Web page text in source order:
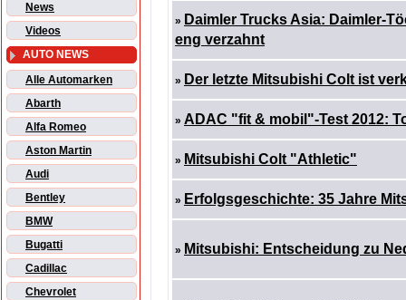
News
Videos
AUTO NEWS
Alle Automarken
Abarth
Alfa Romeo
Aston Martin
Audi
Bentley
BMW
Bugatti
Cadillac
Chevrolet
» Daimler Trucks Asia: Daimler-
eng verzahnt
» Der letzte Mitsubishi Colt ist
» ADAC "fit & mobil"-Test 2012:
» Mitsubishi Colt "Athletic"
» Erfolgsgeschichte: 35 Jahre
» Mitsubishi: Entscheidung zu